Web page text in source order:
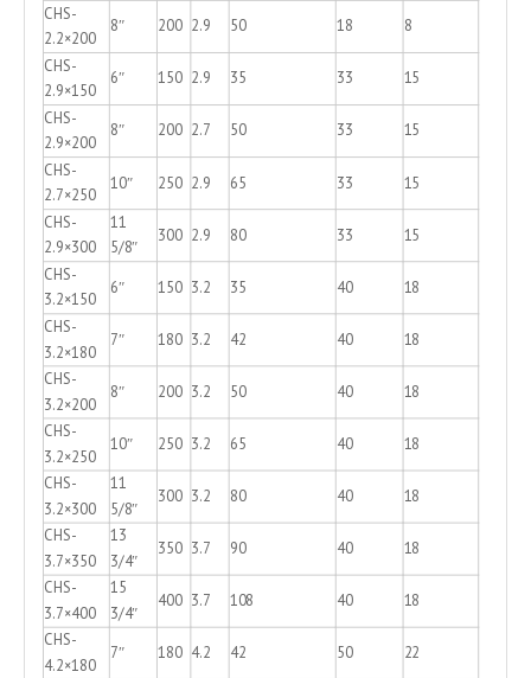
CHS-
2.2×200
8″ 200 2.9 50 18 8
CHS-
2.9×150
6″ 150 2.9 35 33 15
CHS-
2.9×200
8″ 200 2.7 50 33 15
CHS-
2.7×250
10″ 250 2.9 65 33 15
CHS-
2.9×300
11
5/8″
300 2.9 80 33
15
CHS-
3.2×150
6″ 150 3.2 35 40
18
CHS-
3.2×180
7″ 180 3.2 42 40
18
CHS-
3.2×200
8″ 200 3.2 50 40
18
CHS-
3.2×250
10″ 250 3.2 65 40
18
CHS-
3.2×300
11
5/8″
300 3.2 80 40
18
CHS-
3.7×350
13
3/4″
350 3.7 90 40
18
CHS-
3.7×400
15
3/4″
400 3.7 108 40 18
CHS-
4.2×180
7″ 180 4.2 42 50 22